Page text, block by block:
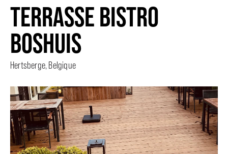
TERRASSE BISTRO
BOSHUIS
Hertsberge, Belgique